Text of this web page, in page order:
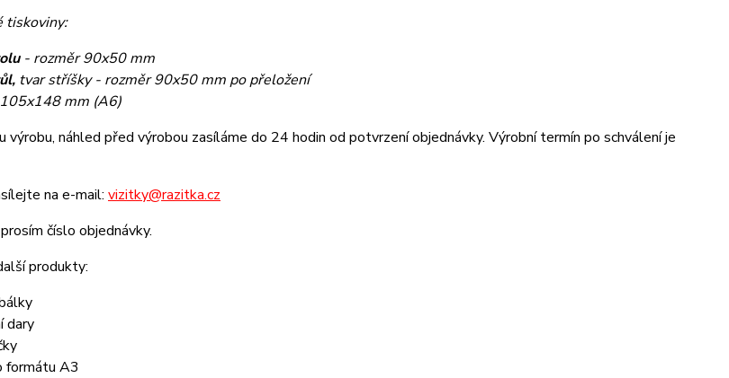
tiskoviny:
- rozměr 90x50 mm
tvar stříšky - rozměr 90x50 mm po přeložení
mm (A6)
výrobu, náhled před výrobou zasíláme do 24 hodin od potvrzení objednávky. Výrobní termín po schválení je
na e-mail: vizitky@razitka.cz
číslo objednávky.
produkty:
dary
formátu A3